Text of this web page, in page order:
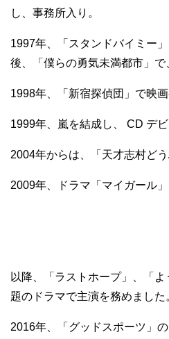
し、事務所入り。
1997年、「スタンドバイミー
後、「僕らの勇気未満都市」で
1998年、「新宿探偵団」で映画
1999年、嵐を結成し、 CD デビ
2004年からは、「天才志村どう
2009年、ドラマ「マイガール」
以降、「ラストホープ」、「
題のドラマで主演を務めました
2016年、「グッドスポーツ」